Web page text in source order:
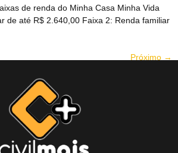
de renda do Minha Casa Minha Vida
de até R$ 2.640,00 Faixa 2: Renda familiar
Próximo →